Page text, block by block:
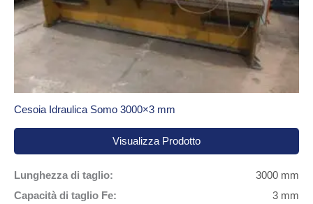
Cesoia Idraulica Somo 3000×3 mm
Visualizza Prodotto
Lunghezza di taglio:
3000 mm
Capacità di taglio Fe:
3 mm